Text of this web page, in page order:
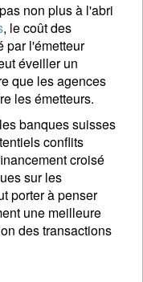
non plus à l'abri
, le coût des
par l'émetteur
éveiller un
que les agences
les émetteurs.
banques suisses
conflits
croisé
sur les
porter à penser
une meilleure
des transactions